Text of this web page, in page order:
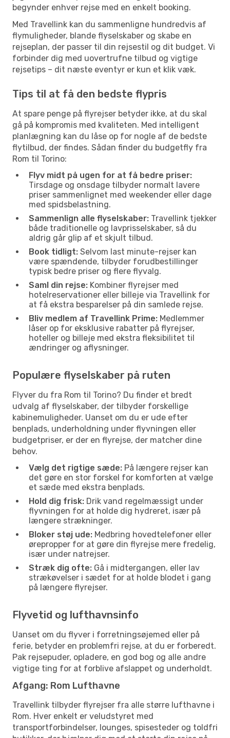
begynder enhver rejse med en enkelt booking.
Med Travellink kan du sammenligne hundredvis af
flymuligheder, blande flyselskaber og skabe en
rejseplan, der passer til din rejsestil og dit budget. Vi
forbinder dig med uovertrufne tilbud og vigtige
rejsetips – dit næste eventyr er kun et klik væk.
Tips til at få den bedste flypris
At spare penge på flyrejser betyder ikke, at du skal
gå på kompromis med kvaliteten. Med intelligent
planlægning kan du låse op for nogle af de bedste
flytilbud, der findes. Sådan finder du budgetfly fra
Rom til Torino:
Flyv midt på ugen for at få bedre priser:
Tirsdage og onsdage tilbyder normalt lavere
priser sammenlignet med weekender eller dage
med spidsbelastning.
Sammenlign alle flyselskaber: Travellink tjekker
både traditionelle og lavprisselskaber, så du
aldrig går glip af et skjult tilbud.
Book tidligt: Selvom last minute-rejser kan
være spændende, tilbyder forudbestillinger
typisk bedre priser og flere flyvalg.
Saml din rejse: Kombiner flyrejser med
hotelreservationer eller billeje via Travellink for
at få ekstra besparelser på din samlede rejse.
Bliv medlem af Travellink Prime: Medlemmer
låser op for eksklusive rabatter på flyrejser,
hoteller og billeje med ekstra fleksibilitet til
ændringer og aflysninger.
Populære flyselskaber på ruten
Flyver du fra Rom til Torino? Du finder et bredt
udvalg af flyselskaber, der tilbyder forskellige
kabinemuligheder. Uanset om du er ude efter
benplads, underholdning under flyvningen eller
budgetpriser, er der en flyrejse, der matcher dine
behov.
Vælg det rigtige sæde: På længere rejser kan
det gøre en stor forskel for komforten at vælge
et sæde med ekstra benplads.
Hold dig frisk: Drik vand regelmæssigt under
flyvningen for at holde dig hydreret, især på
længere strækninger.
Bloker støj ude: Medbring hovedtelefoner eller
ørepropper for at gøre din flyrejse mere fredelig,
især under natrejser.
Stræk dig ofte: Gå i midtergangen, eller lav
strækøvelser i sædet for at holde blodet i gang
på længere flyrejser.
Flyvetid og lufthavnsinfo
Uanset om du flyver i forretningsøjemed eller på
ferie, betyder en problemfri rejse, at du er forberedt.
Pak rejsepuder, opladere, en god bog og alle andre
vigtige ting for at forblive afslappet og underholdt.
Afgang: Rom Lufthavne
Travellink tilbyder flyrejser fra alle større lufthavne i
Rom. Hver enkelt er veludstyret med
transportforbindelser, lounges, spisesteder og toldfri